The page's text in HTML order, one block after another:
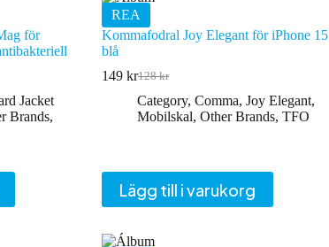
för
Jacket
Brands,
REA
Kommafodral Joy Elegant för iPhone 15
blå
128kr
Det
ursprungliga
priset
149 krDet
nuvarande
priset
Category, Comma, Joy Elegant,
Mobilskal, Other Brands, TFO
Lägg till i varukorg